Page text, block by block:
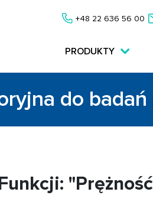
+48 22 636 56 00
PRODUKTY
do